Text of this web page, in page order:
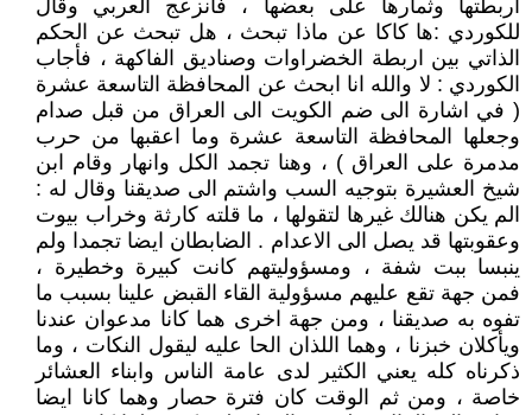
اربطتها وثمارها على بعضها ، فأنزعج العربي وقال
للكوردي :ها كاكا عن ماذا تبحث ، هل تبحث عن الحكم
الذاتي بين اربطة الخضراوات وصناديق الفاكهة ، فأجاب
الكوردي : لا والله انا ابحث عن المحافظة التاسعة عشرة
( في اشارة الى ضم الكويت الى العراق من قبل صدام
وجعلها المحافظة التاسعة عشرة وما اعقبها من حرب
مدمرة على العراق ) ، وهنا تجمد الكل وانهار وقام ابن
شيخ العشيرة بتوجيه السب واشتم الى صديقنا وقال له :
الم يكن هنالك غيرها لتقولها ، ما قلته كارثة وخراب بيوت
وعقوبتها قد يصل الى الاعدام . الضابطان ايضا تجمدا ولم
ينبسا ببت شفة ، ومسؤوليتهم كانت كبيرة وخطيرة ،
فمن جهة تقع عليهم مسؤولية القاء القبض علينا بسبب ما
تفوه به صديقنا ، ومن جهة اخرى هما كانا مدعوان عندنا
ويأكلان خبزنا ، وهما اللذان الحا عليه ليقول النكات ، وما
ذكرناه كله يعني الكثير لدى عامة الناس وابناء العشائر
خاصة ، ومن ثم الوقت كان فترة حصار وهما كانا ايضا